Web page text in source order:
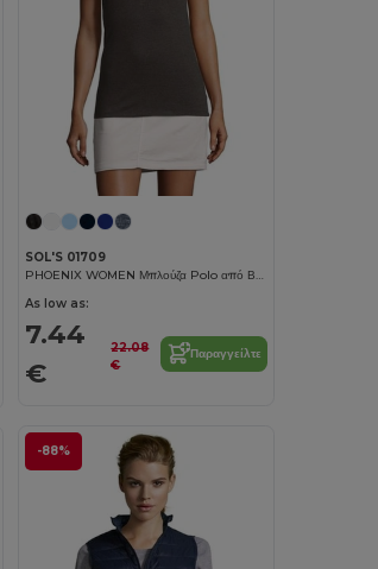
SOL'S 01709
PHOENIX WOMEN Μπλούζα Polo από Βαμβάκι και Ελαστάνη
As low as:
7.44
€
22.08
€
Παραγγείλτε
-88%